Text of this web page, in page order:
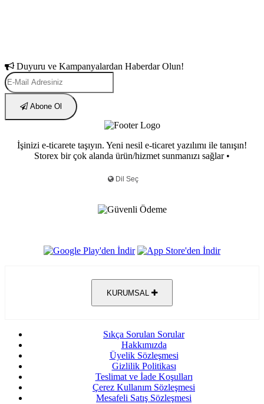
Duyuru ve Kampanyalardan Haberdar Olun!
Abone Ol
İşinizi e-ticarete taşıyın. Yeni nesil e-ticaret yazılımı ile tanışın!
Storex bir çok alanda ürün/hizmet sunmanızı sağlar •
KURUMSAL
Sıkça Sorulan Sorular
Hakkımızda
Üyelik Sözleşmesi
Gizlilik Politikası
Teslimat ve İade Koşulları
Çerez Kullanım Sözleşmesi
Mesafeli Satış Sözleşmesi